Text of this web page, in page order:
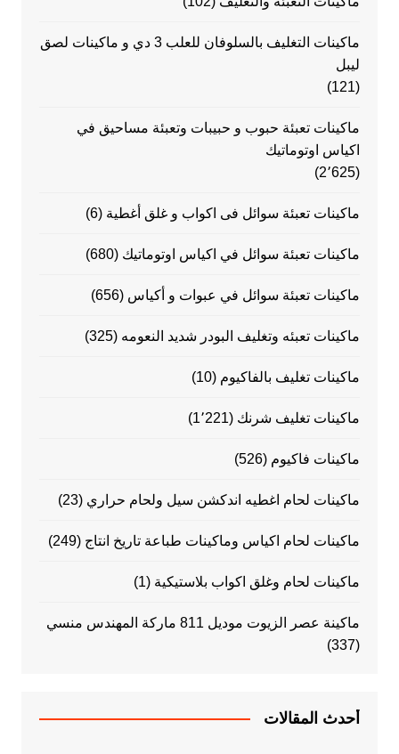
ماكينات التغليف بالسلوفان للعلب 3 دي و ماكينات لصق
ليبل
(121)
ماكينات تعبئة حبوب و حبيبات وتعبئة مساحيق في
اكياس اوتوماتيك
(2٬625)
ماكينات تعبئة سوائل فى اكواب و غلق أغطية (6)
ماكينات تعبئة سوائل في اكياس اوتوماتيك (680)
ماكينات تعبئة سوائل في عبوات و أكياس (656)
ماكينات تعبئه وتغليف البودر شديد النعومه (325)
ماكينات تغليف بالفاكيوم (10)
ماكينات تغليف شرنك (1٬221)
ماكينات فاكيوم (526)
ماكينات لحام اغطيه اندكشن سيل ولحام حراري (23)
ماكينات لحام اكياس وماكينات طباعة تاريخ انتاج (249)
ماكينات لحام وغلق اكواب بلاستيكية (1)
ماكينة عصر الزيوت موديل 811 ماركة المهندس منسي
(337)
أحدث المقالات